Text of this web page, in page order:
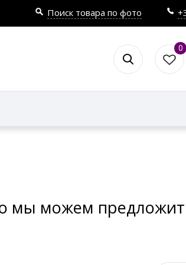
Поиск товара по фото
0
мы можем